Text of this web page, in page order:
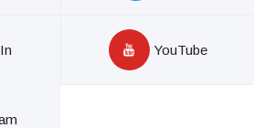
YouTube